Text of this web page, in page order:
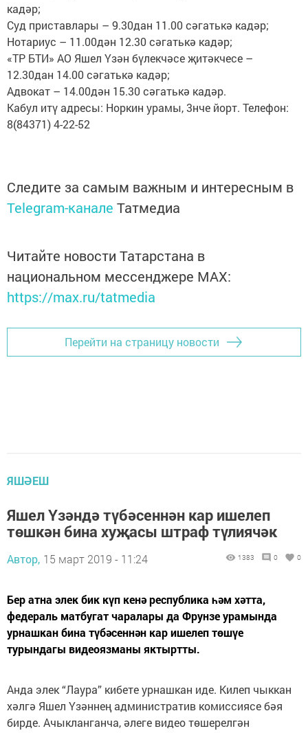
кадәр;
Суд приставлары – 9.30дан 11.00 сәгатькә кадәр;
Нотариус – 11.00дән 12.30 сәгатькә кадәр;
«ТР БТИ» АО Яшел Үзән бүлекчәсе җитәкчесе –
12.30дан 14.00 сәгатькә кадәр;
Адвокат – 14.00дән 15.30 сәгатькә кадәр.
Кабул итү адресы: Норкин урамы, 3нче йорт. Телефон:
8(84371) 4-22-52
Следите за самым важным и интересным в
Telegram-канале Татмедиа
Читайте новости Татарстана в
национальном мессенджере MАХ:
https://max.ru/tatmedia
Перейти на страницу новости
ЯШӘЕШ
Яшел Үзәндә түбәсеннән кар ишелеп
төшкән бина хуҗасы штраф түлиячәк
Автор, 15 март 2019 - 11:24 1383 0 0
Бер атна элек бик күп кенә республика һәм хәтта,
федераль матбугат чаралары да Фрунзе урамында
урнашкан бина түбәсеннән кар ишелеп төшүе
турындагы видеоязманы яктыртты.
Анда элек “Лаура” кибете урнашкан иде. Килеп чыккан
хәлгә Яшел Үзәннең административ комиссиясе бәя
бирде. Ачыкланганча, әлеге видео төшерелгән